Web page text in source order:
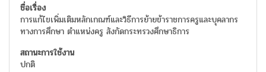
การแก้ไขเพิ่มเติมหลักเกณฑ์และวิธีการย้ายข้าราชการครูและบุคลากร
ทางการศึกษา ตำแหน่งครู สังกัดกระทรวงศึกษาธิการ
ปกติ